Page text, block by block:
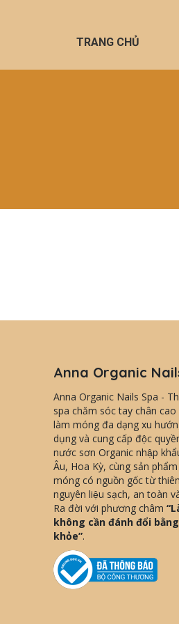
TRANG CHỦ
Anna Organic
Anna Organic Nails Spa -
spa chăm sóc tay chân
làm móng đa dạng xu
dụng và cung cấp độc
nước sơn Organic nhập
Âu, Hoa Kỳ, cùng sản
móng có nguồn gốc từ
nguyên liệu sạch, an toàn
Ra đời với phương châm
không cần đánh đổi
khỏe”.